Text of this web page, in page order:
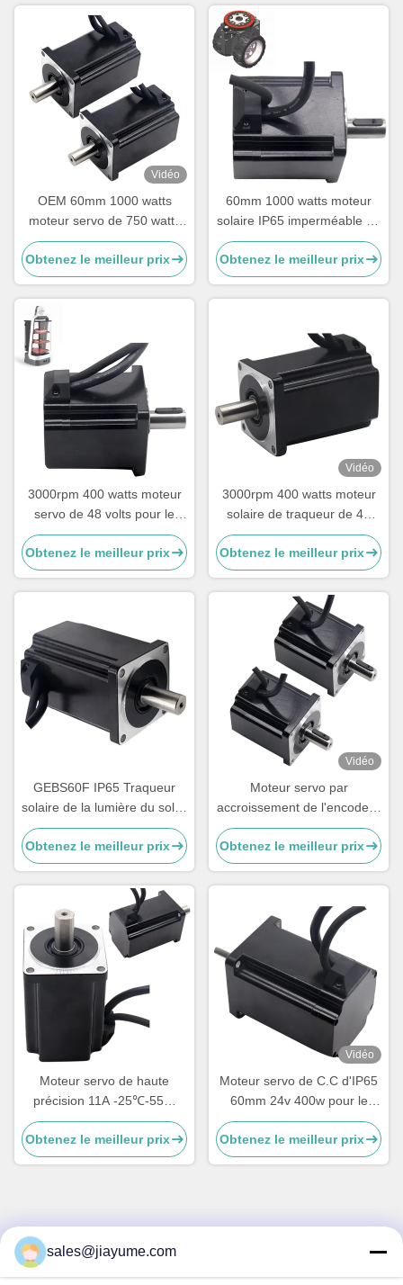
Vidéo
OEM 60mm 1000 watts
moteur servo de 750 watts
pour le traqueur solaire
Obtenez le meilleur prix
60mm 1000 watts moteur
solaire IP65 imperméable de
C.C de traqueur de 750
watts
Obtenez le meilleur prix
3000rpm 400 watts moteur
servo de 48 volts pour le
moteur solaire de traqueur
de traqueur solaire
Obtenez le meilleur prix
Vidéo
3000rpm 400 watts moteur
solaire de traqueur de 48
volts pour extérieur
d'intérieur
Obtenez le meilleur prix
GEBS60F IP65 Traqueur
solaire de la lumière du soleil
moteur à courant continu
longue durée de vie faible
bruit
Obtenez le meilleur prix
Vidéo
Moteur servo par
accroissement de l'encodeur
DC48V 400W pour le
traqueur solaire
Obtenez le meilleur prix
Moteur servo de haute
précision 11A -25℃-55℃
pour les applications de
traqueur solaire et de
servomoteur CC
Obtenez le meilleur prix
Vidéo
Moteur servo de C.C d'IP65
60mm 24v 400w pour le
traqueur solaire
Obtenez le meilleur prix
Contactez rapidement
sales@jiayume.com